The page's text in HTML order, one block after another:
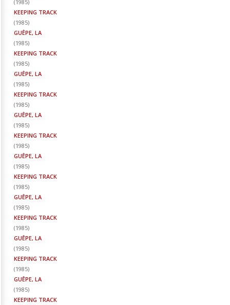
(1985)
KEEPING TRACK
(1985)
GUÊPE, LA
(1985)
KEEPING TRACK
(1985)
GUÊPE, LA
(1985)
KEEPING TRACK
(1985)
GUÊPE, LA
(1985)
KEEPING TRACK
(1985)
GUÊPE, LA
(1985)
KEEPING TRACK
(1985)
GUÊPE, LA
(1985)
KEEPING TRACK
(1985)
GUÊPE, LA
(1985)
KEEPING TRACK
(1985)
GUÊPE, LA
(1985)
KEEPING TRACK